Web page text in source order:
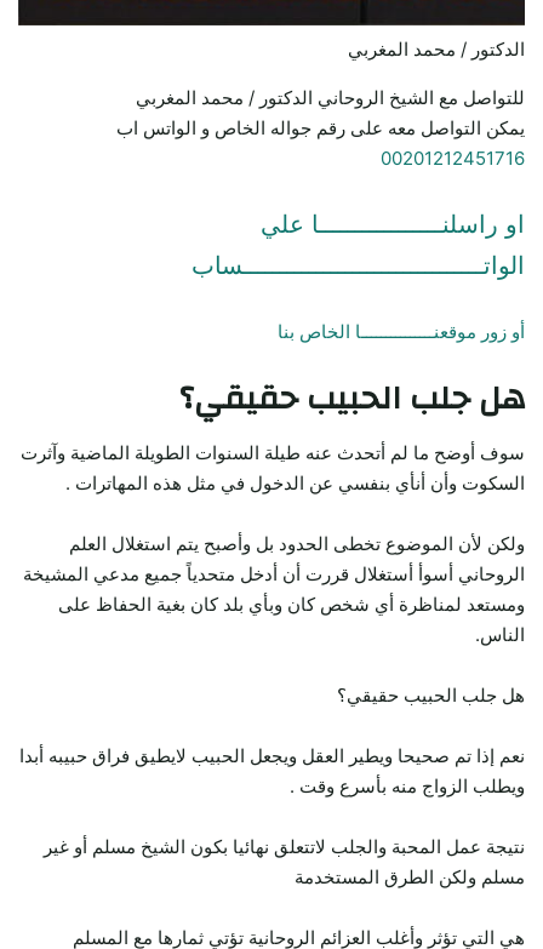
الدكتور / محمد المغربي
للتواصل مع الشيخ الروحاني الدكتور / محمد المغربي
يمكن التواصل معه على رقم جواله الخاص و الواتس اب
00201212451716
او راسلنـــــــــــــــــا علي
الواتـــــــــــــــــــــــــــــــــساب
أو زور موقعنـــــــــــــــا الخاص بنا
هل جلب الحبيب حقيقي؟
سوف أوضح ما لم أتحدث عنه طيلة السنوات الطويلة الماضية وآثرت
السكوت وأن أنأي بنفسي عن الدخول في مثل هذه المهاترات .
ولكن لأن الموضوع تخطى الحدود بل وأصبح يتم استغلال العلم
الروحاني أسوأ أستغلال قررت أن أدخل متحدياً جميع مدعي المشيخة
ومستعد لمناظرة أي شخص كان وبأي بلد كان بغية الحفاظ على
الناس.
هل جلب الحبيب حقيقي؟
نعم إذا تم صحيحا ويطير العقل ويجعل الحبيب لايطيق فراق حبيبه أبدا
ويطلب الزواج منه بأسرع وقت .
نتيجة عمل المحبة والجلب لاتتعلق نهائيا بكون الشيخ مسلم أو غير
مسلم ولكن الطرق المستخدمة
هي التي تؤثر وأغلب العزائم الروحانية تؤتي ثمارها مع المسلم